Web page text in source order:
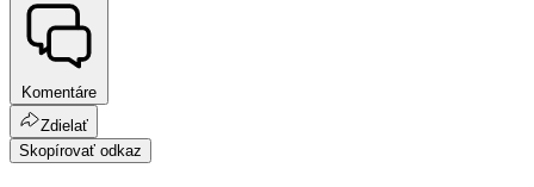
Komentáre
Zdielať
Skopírovať odkaz